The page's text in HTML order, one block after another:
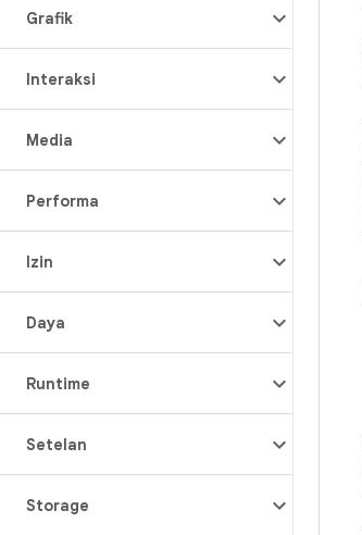
Grafik
Interaksi
Media
Performa
Izin
Daya
Runtime
Setelan
Storage